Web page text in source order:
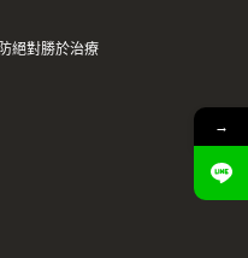
絕對勝於治療
→